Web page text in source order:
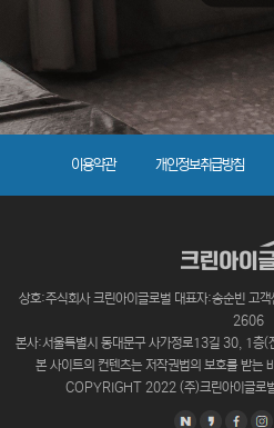
이용약관 개인정보취급방침
상호:주식회사 크린아이글로벌 대표자:송순빈
2606
본사:서울특별시 동대문구 사가정로13길 30, 1
본 사이트의 컨텐츠는 저작권법의 보호를 받는
COPYRIGHT 2022 (주)크린아이글